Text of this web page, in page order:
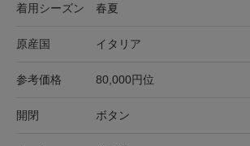
着用シーズン 春夏
原産国 イタリア
参考価格 80,000円位
開閉 ボタン